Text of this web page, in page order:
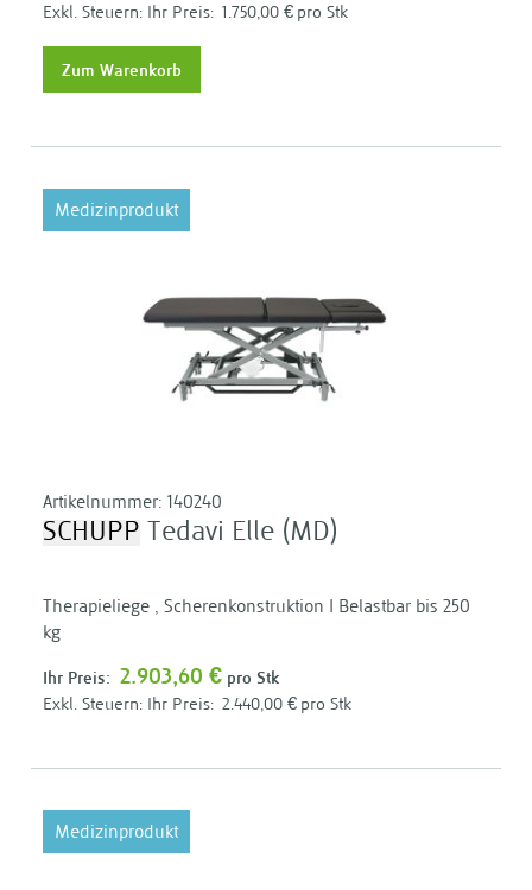
Ihr Preis: 1.750,00 € pro Stk
Zum Warenkorb
Medizinprodukt
Artikelnummer: 140240
SCHUPP Tedavi Elle (MD)
Therapieliege , Scherenkonstruktion I Belastbar bis 250
kg
Ihr Preis: 2.903,60 € pro Stk
Ihr Preis: 2.440,00 € pro Stk
Medizinprodukt